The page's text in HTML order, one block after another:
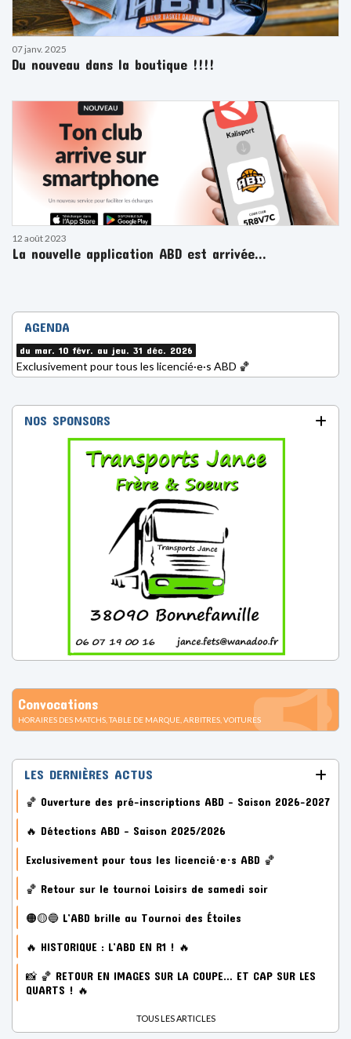
07 janv. 2025
Du nouveau dans la boutique !!!!
12 août 2023
La nouvelle application ABD est arrivée...
AGENDA
du mar. 10 févr. au jeu. 31 déc. 2026
Exclusivement pour tous les licencié·e·s ABD 🏀
NOS SPONSORS
HORAIRES DES MATCHS, TABLE DE MARQUE, ARBITRES, VOITURES
🏀 Ouverture des pré-inscriptions ABD – Saison 2026-2027
🔥 Détections ABD – Saison 2025/2026
Exclusivement pour tous les licencié·e·s ABD 🏀
QUARTS ! 🔥
TOUS LES ARTICLES
ARTICLES "A LA UNE"